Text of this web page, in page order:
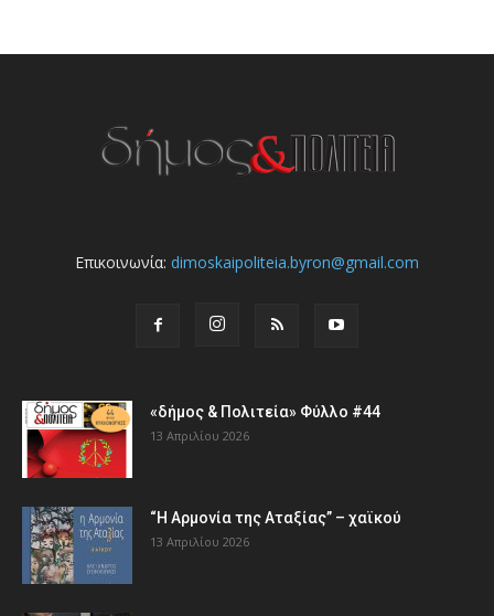
Επικοινωνία: dimoskaipoliteia.byron@gmail.com
«δήμος & Πολιτεία» Φύλλο #44
13 Απριλίου 2026
“Η Αρμονία της Αταξίας” – χαϊκού
13 Απριλίου 2026